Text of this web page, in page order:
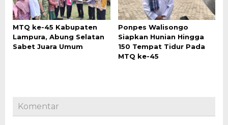
MTQ ke-45 Kabupaten
Lampura, Abung Selatan
Sabet Juara Umum
Ponpes Walisongo
Siapkan Hunian Hingga
150 Tempat Tidur Pada
MTQ ke-45
Komentar